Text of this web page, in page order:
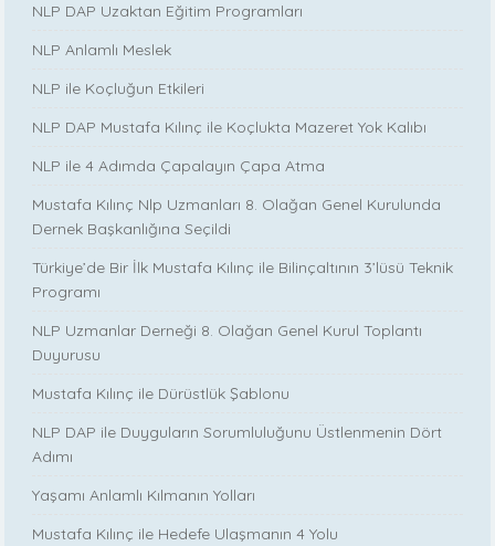
NLP DAP Uzaktan Eğitim Programları
NLP Anlamlı Meslek
NLP ile Koçluğun Etkileri
NLP DAP Mustafa Kılınç ile Koçlukta Mazeret Yok Kalıbı
NLP ile 4 Adımda Çapalayın Çapa Atma
Mustafa Kılınç Nlp Uzmanları 8. Olağan Genel Kurulunda
Dernek Başkanlığına Seçildi
Türkiye’de Bir İlk Mustafa Kılınç ile Bilinçaltının 3’lüsü Teknik
Programı
NLP Uzmanlar Derneği 8. Olağan Genel Kurul Toplantı
Duyurusu
Mustafa Kılınç ile Dürüstlük Şablonu
NLP DAP ile Duyguların Sorumluluğunu Üstlenmenin Dört
Adımı
Yaşamı Anlamlı Kılmanın Yolları
Mustafa Kılınç ile Hedefe Ulaşmanın 4 Yolu